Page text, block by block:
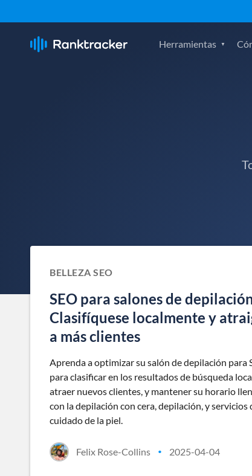
Herramientas
BELLEZA SEO
SEO para salones de
Clasifíquese localmente y
a más clientes
Aprenda a optimizar su salón de depilación para
para clasificar en los resultados de búsqueda
atraer nuevos clientes, y mantener su horario
con la depilación con cera, depilación, y servicios
cuidado de la piel.
Felix Rose-Collins • 2025-04-04